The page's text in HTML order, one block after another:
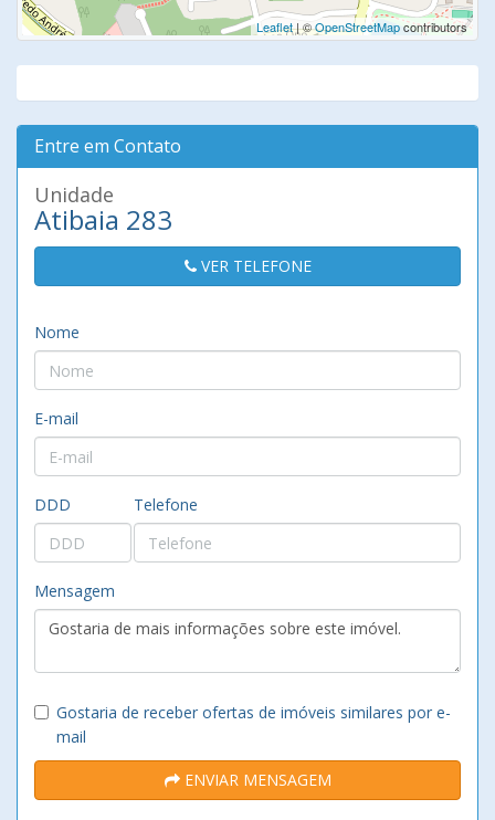
Leaflet| ©OpenStreetMapcontributors
Entre em Contato
Unidade
Atibaia 283
VER TELEFONE
Nome
E-mail
DDD Telefone
Mensagem
Gostaria de receber ofertas de imóveis similares por e-
mail
ENVIAR MENSAGEM